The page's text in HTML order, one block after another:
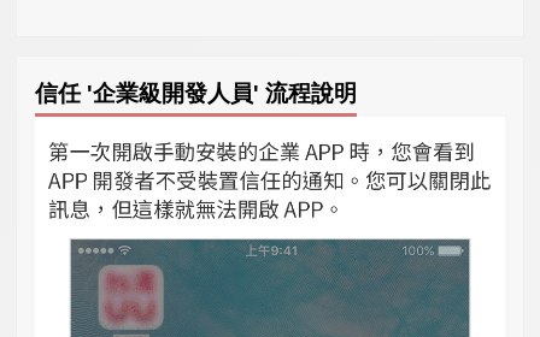
信任 '企業級開發人員' 流程說明